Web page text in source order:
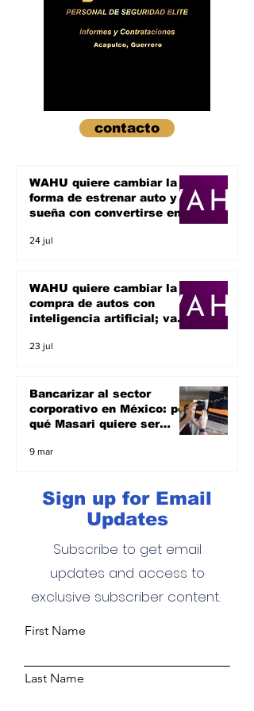
contacto
WAHU quiere cambiar la
forma de estrenar auto y
sueña con convertirse en
24 jul
WAHU quiere cambiar la
compra de autos con
inteligencia artificial; va
unicornio
23 jul
Bancarizar al sector
corporativo en México: por
qué Masari quiere ser
empresas
9 mar
Sign up for Email
Updates
Subscribe to get email
updates and access to
exclusive subscriber content.
First Name
Last Name